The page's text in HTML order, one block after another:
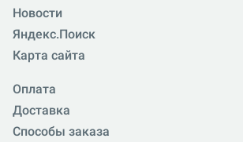
Новости
Яндекс.Поиск
Карта сайта
Оплата
Доставка
Способы заказа